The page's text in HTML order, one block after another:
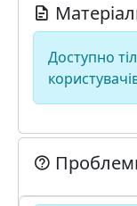
Доступно